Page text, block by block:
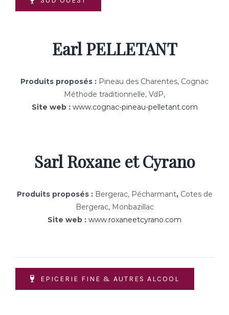
Earl PELLETANT
Produits proposés : Pineau des Charentes, Cognac
Méthode traditionnelle, VdP,
Site web : www.cognac-pineau-pelletant.com
Sarl Roxane et Cyrano
Produits proposés :Bergerac, Pécharmant, Cotes de
Bergerac, Monbazillac
Site web : www.roxaneetcyrano.com
EPICERIE FINE & AUTRES ALCOOL